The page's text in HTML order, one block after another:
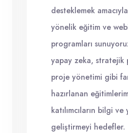
desteklemek
yönelik eğitim ve
programları
yapay zeka, stratejik
proje yönetimi gibi
hazırlanan
katılımcıların bilgi
geliştirmeyi hedefler.